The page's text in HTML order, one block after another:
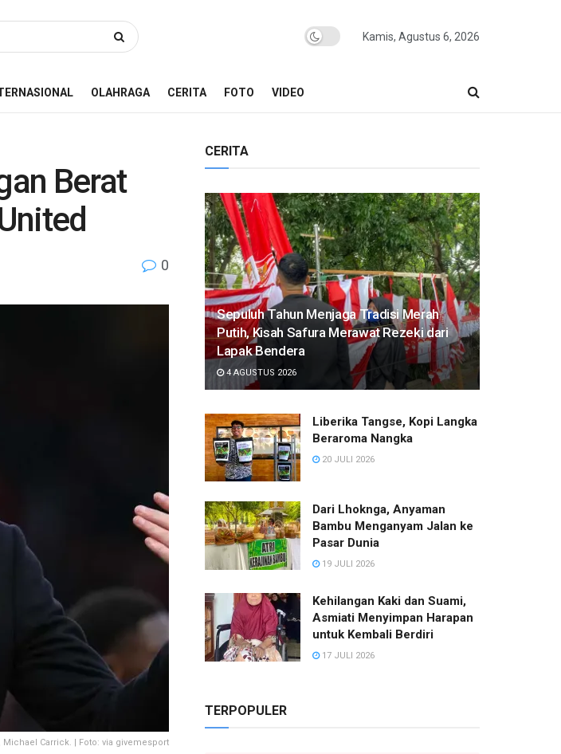
Kamis, Agustus 6, 2026
OLAHRAGA CERITA FOTO VIDEO
Berat
0
Carrick. | Foto: via givemesport
CERITA
Sepuluh Tahun Menjaga Tradisi Merah
Putih, Kisah Safura Merawat Rezeki dari
Lapak Bendera
4 AGUSTUS 2026
Liberika Tangse, Kopi Langka
Beraroma Nangka
20 JULI 2026
Dari Lhoknga, Anyaman
Bambu Menganyam Jalan ke
Pasar Dunia
19 JULI 2026
Kehilangan Kaki dan Suami,
Asmiati Menyimpan Harapan
untuk Kembali Berdiri
17 JULI 2026
TERPOPULER